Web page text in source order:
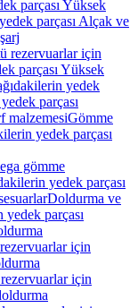
parçası Yüksek
parçası Alçak ve
rezervuarlar için
parçası Yüksek
yedek
parçası
malzemesiGömme
yedek parçası
gömme
yedek parçası
Doldurma ve
yedek parçası
için
için